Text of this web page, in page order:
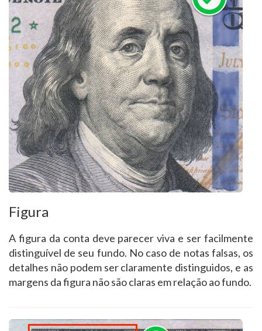
Figura
A figura da conta deve parecer viva e ser facilmente
distinguível de seu fundo. No caso de notas falsas, os
detalhes não podem ser claramente distinguidos, e as
margens da figura não são claras em relação ao fundo.